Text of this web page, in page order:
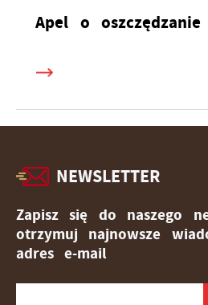
Apel o
NEWSLETTER
Zapisz się do naszego
otrzymuj najnowsze
adres e-mail